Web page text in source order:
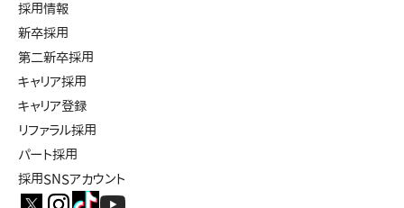
採用情報
新卒採用
第二新卒採用
キャリア採用
キャリア登録
リファラル採用
パート採用
採用SNSアカウント